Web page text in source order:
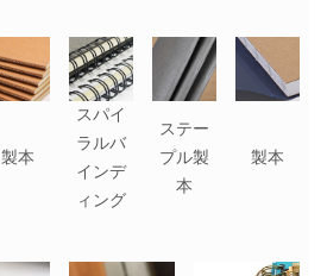
製本
スパイ
ラルバ
インデ
ィング
ステー
プル製
本
製本